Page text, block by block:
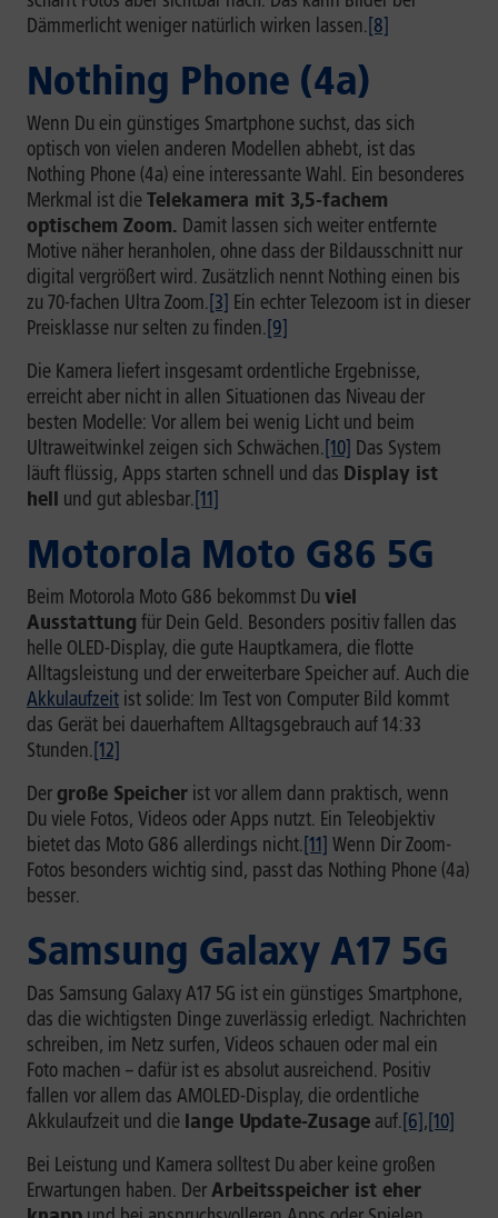
Dämmerlicht weniger natürlich wirken lassen.[8]
Nothing Phone (4a)
Wenn Du ein günstiges Smartphone suchst, das sich
optisch von vielen anderen Modellen abhebt, ist das
Nothing Phone (4a) eine interessante Wahl. Ein besonderes
Merkmal ist dieTelekamera mit 3,5-fachem
optischem Zoom. Damit lassen sich weiter entfernte
Motive näher heranholen, ohne dass der Bildausschnitt nur
digital vergrößert wird. Zusätzlich nennt Nothing einen bis
zu 70-fachen Ultra Zoom.[3] Ein echter Telezoom ist in dieser
Preisklasse nur selten zu finden.[9]
Die Kamera liefert insgesamt ordentliche Ergebnisse,
erreicht aber nicht in allen Situationen das Niveau der
besten Modelle: Vor allem bei wenig Licht und beim
Ultraweitwinkel zeigen sich Schwächen.[10] Das System
läuft flüssig, Apps starten schnell und das Display ist
hell und gut ablesbar.[11]
Motorola Moto G86 5G
Beim Motorola Moto G86 bekommst Du viel
Ausstattung für Dein Geld. Besonders positiv fallen das
helle OLED-Display, die gute Hauptkamera, die flotte
Alltagsleistung und der erweiterbare Speicher auf. Auch die
Akkulaufzeit ist solide: Im Test von Computer Bild kommt
das Gerät bei dauerhaftem Alltagsgebrauch auf 14:33
Stunden.[12]
Dergroße Speicher ist vor allem dann praktisch, wenn
Du viele Fotos, Videos oder Apps nutzt. Ein Teleobjektiv
bietet das Moto G86 allerdings nicht.[11] Wenn Dir Zoom-
Fotos besonders wichtig sind, passt das Nothing Phone (4a)
besser.
Samsung Galaxy A17 5G
Das Samsung Galaxy A17 5G ist ein günstiges Smartphone,
das die wichtigsten Dinge zuverlässig erledigt. Nachrichten
schreiben, im Netz surfen, Videos schauen oder mal ein
Foto machen – dafür ist es absolut ausreichend. Positiv
fallen vor allem das AMOLED-Display, die ordentliche
Akkulaufzeit und die lange Update-Zusageauf.[6],[10]
Bei Leistung und Kamera solltest Du aber keine großen
Erwartungen haben. DerArbeitsspeicher ist eher